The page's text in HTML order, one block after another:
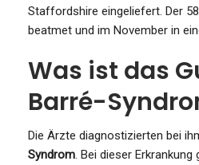
Staffordshire eingeliefert. Der
beatmet und im November in
Was ist das
Barré-
Die Ärzte diagnostizierten bei
Syndrom. Bei dieser